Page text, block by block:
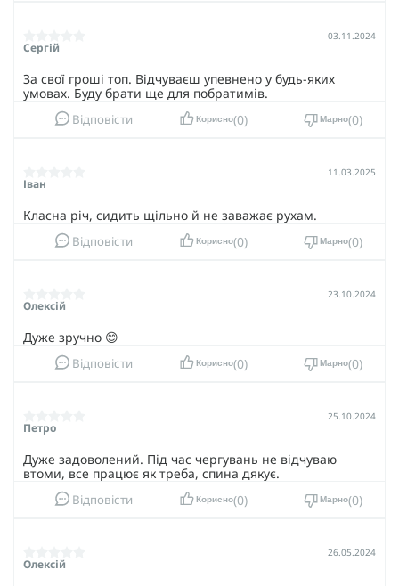
Сергій
03.11.2024
За свої гроші топ. Відчуваєш упевнено у будь-яких
умовах. Буду брати ще для побратимів.
Відповісти Корисно 0 Марно 0
Іван
11.03.2025
Класна річ, сидить щільно й не заважає рухам.
Відповісти Корисно 0 Марно 0
Олексій
23.10.2024
Дуже зручно 😊
Відповісти Корисно 0 Марно 0
Петро
25.10.2024
Дуже задоволений. Під час чергувань не відчуваю
втоми, все працює як треба, спина дякує.
Відповісти Корисно 0 Марно 0
Олексій
26.05.2024